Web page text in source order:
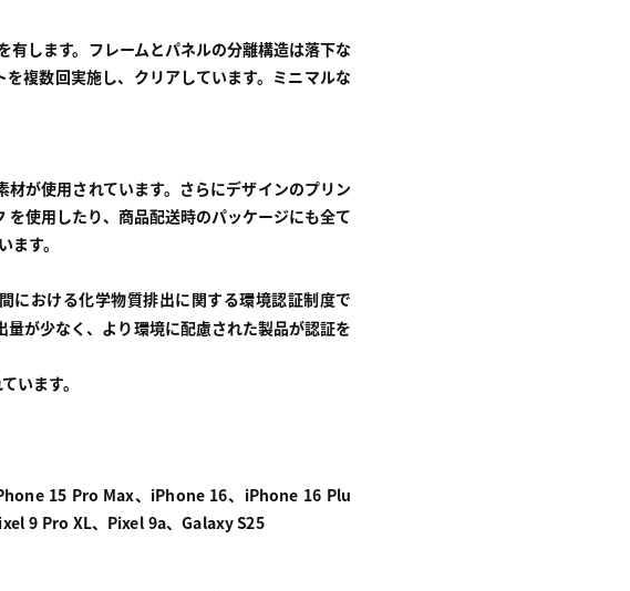
します。フレームとパネルの分離構造は落下な
複数回実施し、クリアしています。ミニマルな
が使用されています。さらにデザインのプリン
を使用したり、商品配送時のパッケージにも全て
ます。
における化学物質排出に関する環境認証制度で
が少なく、より環境に配慮された製品が認証を
います。
15 Pro Max、iPhone 16、iPhone 16 Plu
9 Pro XL、Pixel 9a、Galaxy S25